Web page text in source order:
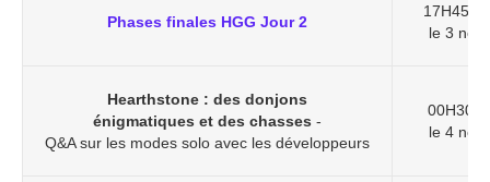
Phases finales HGG Jour 2
17H45 à
le 3
Hearthstone : des donjons
énigmatiques et des chasses -
Q&A sur les modes solo avec les développeurs
00H30
le 4